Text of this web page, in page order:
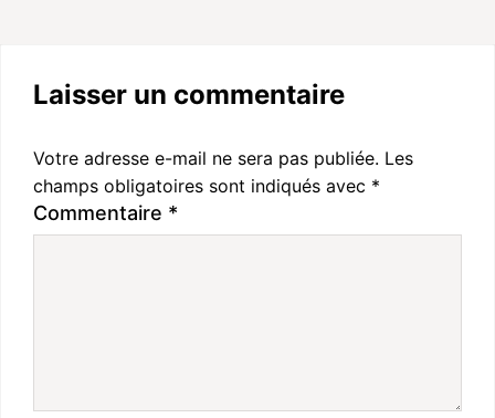
Laisser un commentaire
Votre adresse e-mail ne sera pas publiée. Les
champs obligatoires sont indiqués avec *
Commentaire *